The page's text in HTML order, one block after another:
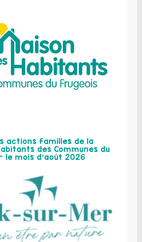
actions familles de la
des Communes du
le mois d’août 2026